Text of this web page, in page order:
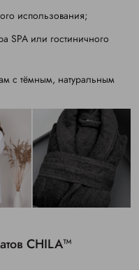
использования;
SPA или гостиничного
с тёмным, натуральным
CHILA™